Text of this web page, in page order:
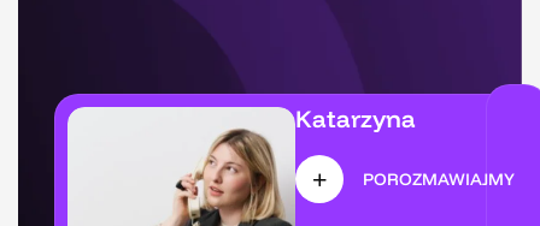
Katarzyna
POROZMAWIAJMY